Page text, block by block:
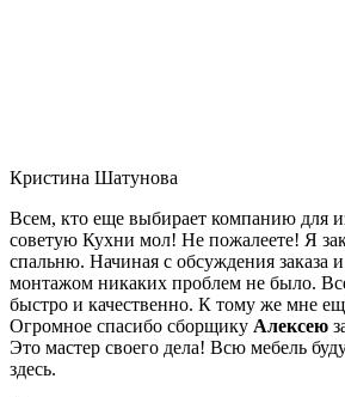
Кристина Шатунова
Всем, кто еще выбирает компанию для
советую Кухни мол! Не пожалеете! Я
спальню. Начиная с обсуждения заказа
монтажом никаких проблем не было.
быстро и качественно. К тому же мне
Огромное спасибо сборщику Алексею
Это мастер своего дела! Всю мебель
здесь.